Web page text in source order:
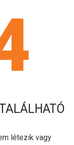
létezik vagy